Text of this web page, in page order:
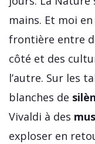
mains. Et moi
frontière entre
côté et des
l’autre. Sur les
blanches de
Vivaldi à des
exploser en